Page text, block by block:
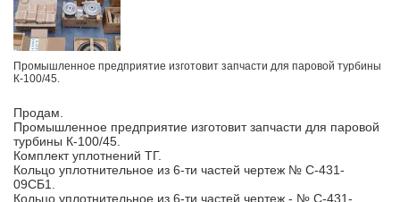
Промышленное предприятие изготовит запчасти для паровой турбины
К-100/45.
Продам.
Промышленное предприятие изготовит запчасти для паровой
турбины К-100/45.
Комплект уплотнений ТГ.
Кольцо уплотнительное из 6-ти частей чертеж № С-431-
09СБ1.
Кольцо уплотнительное из 6-ти частей чертеж - № С-431-